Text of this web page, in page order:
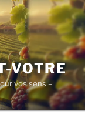
VOTRE
vos sens –